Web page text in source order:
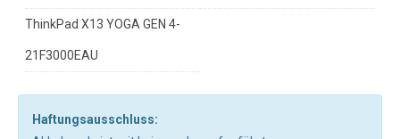
ThinkPad X13 YOGA GEN 4-
21F3000EAU
Haftungsausschluss: